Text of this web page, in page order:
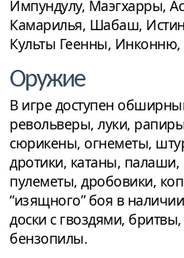
Импундулу, Маэгхарры,
Камарилья, Шабаш,
Культы Геенны,
Оружие
В игре доступен
револьверы, луки,
сюрикены, огнеметы,
дротики, катаны, палаши,
пулеметы, дробовики,
“изящного” боя в
доски с гвоздями,
бензопилы.